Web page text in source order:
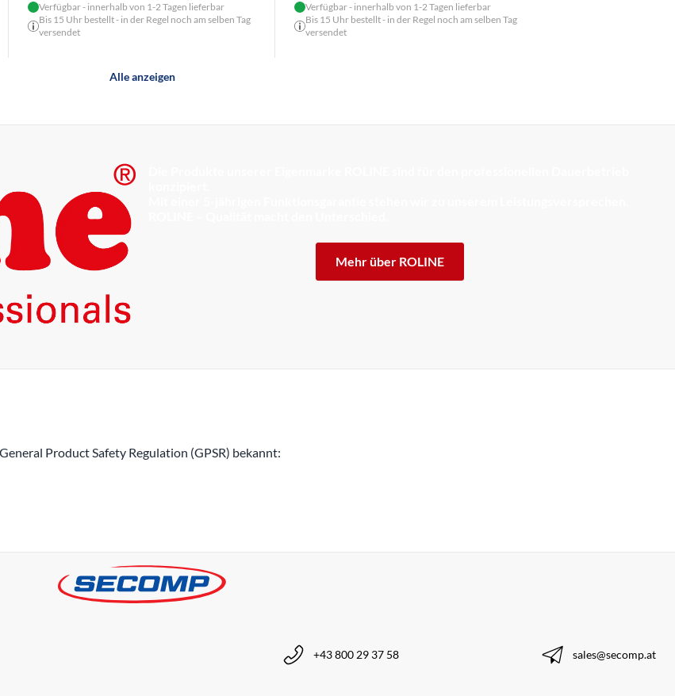
Verfügbar - innerhalb von 1-2 Tagen lieferbar
Bis 15 Uhr bestellt - in der Regel noch am selben Tag
versendet
Verfügbar - innerhalb von 1-2 Tagen lieferbar
Bis 15 Uhr bestellt - in der Regel noch am selben Tag
versendet
Alle anzeigen
Mehr über ROLINE
Product Safety Regulation (GPSR) bekannt:
+43 800 29 37 58 sales@secomp.at